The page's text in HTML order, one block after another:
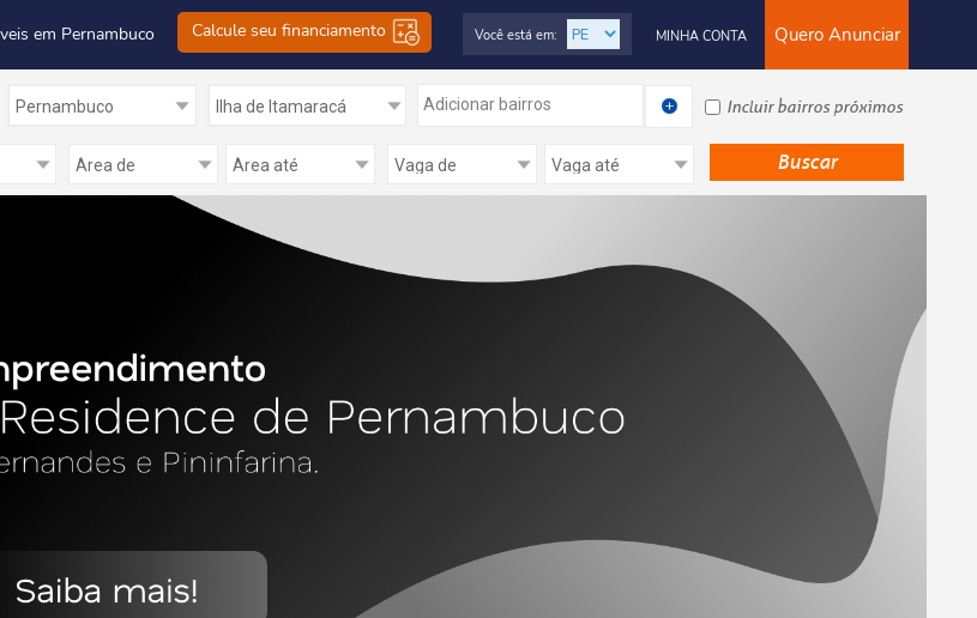
em Pernambuco Calcule seu financiamento Quero Anunciar
MINHA CONTA
Você está em:
Adicionar bairros Incluir bairros próximos